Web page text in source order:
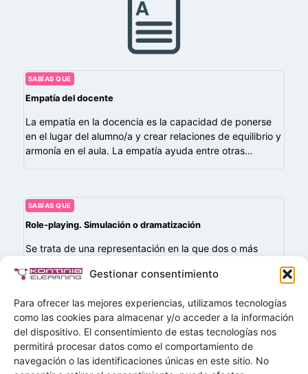
Gestionar consentimiento
Para ofrecer las mejores experiencias, utilizamos tecnologías
como las cookies para almacenar y/o acceder a la información
del dispositivo. El consentimiento de estas tecnologías nos
permitirá procesar datos como el comportamiento de
navegación o las identificaciones únicas en este sitio. No
SABÍAS QUE
Empatía del docente
La empatía en la docencia es la capacidad de ponerse
en el lugar del alumno/a y crear relaciones de equilibrio y
armonía en el aula. La empatía ayuda entre otras…
SABÍAS QUE
Role-playing. Simulación o dramatización
Se trata de una representación en la que dos o más
la vida real. Durante la interpretación se generan